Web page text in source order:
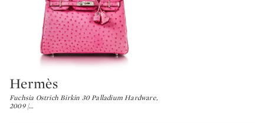
Type: lot
Hermès
Fuchsia Ostrich Birkin 30 Palladium Hardware,
2009 |…